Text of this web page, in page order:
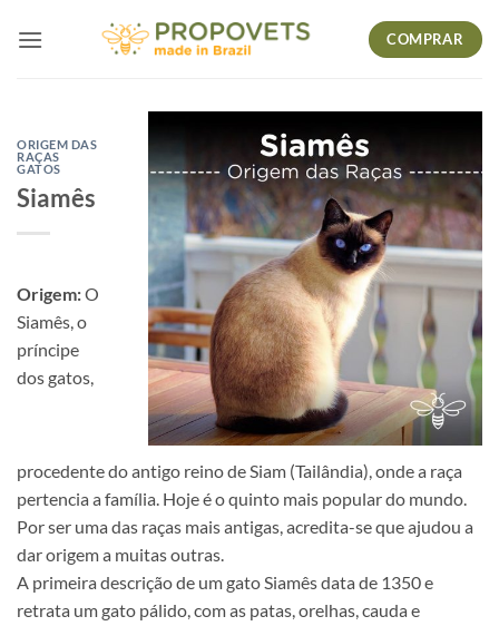
COMPRAR
ORIGEM DAS
RAÇAS
GATOS
Siamês
Origem:O
Siamês, o
príncipe
dos gatos,
procedente do antigo reino de Siam (Tailândia), onde a raça
pertencia a família. Hoje é o quinto mais popular do mundo.
Por ser uma das raças mais antigas, acredita-se que ajudou a
dar origem a muitas outras.
A primeira descrição de um gato Siamês data de 1350 e
retrata um gato pálido, com as patas, orelhas, cauda e